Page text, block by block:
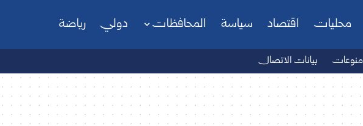
محليات اقتصاد سياسة المحافظات دولي رياضة
منوعات بيانات الاتصال